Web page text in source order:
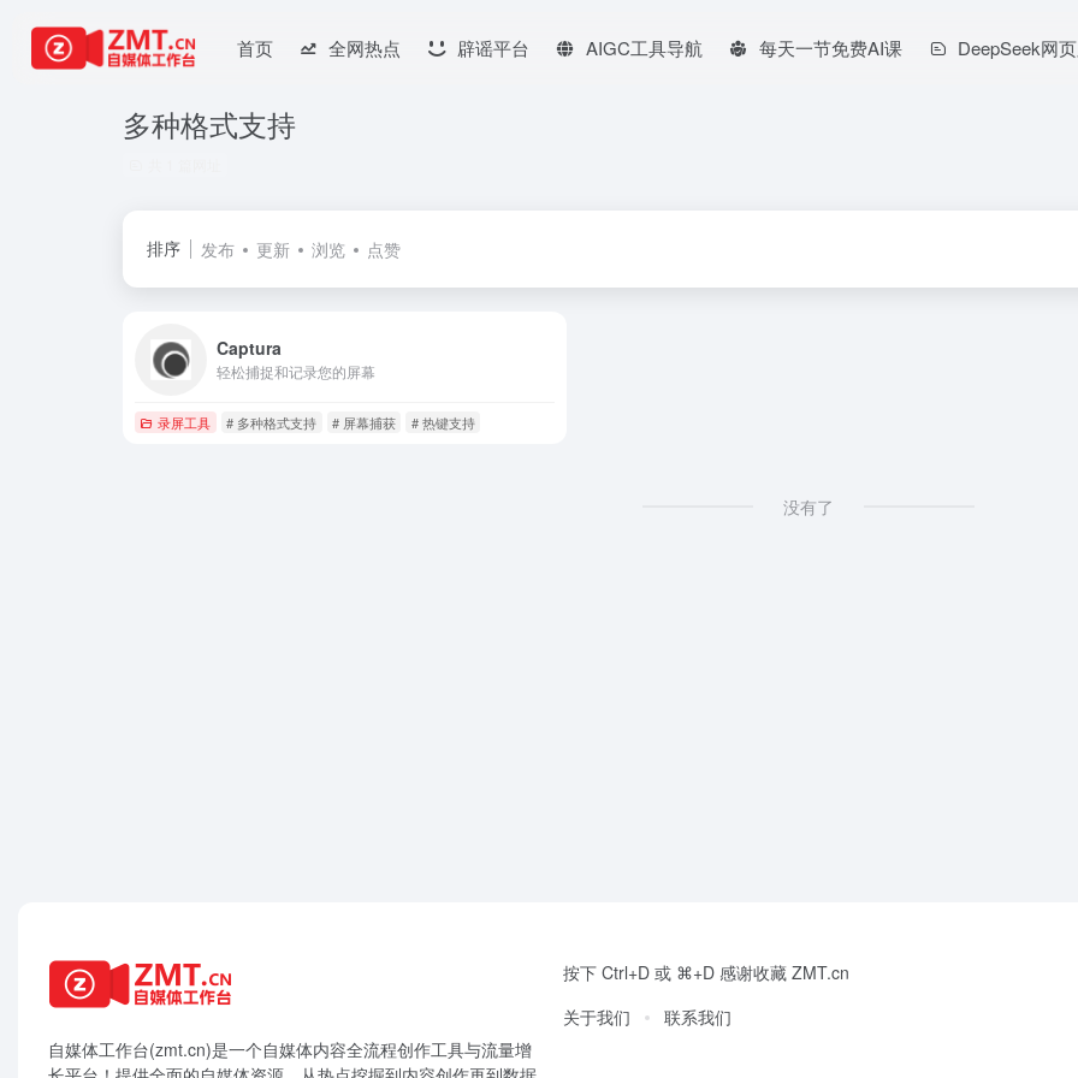
首页 全网热点 辟谣平台 AIGC工具导航 每天一节免费AI课 DeepSeek网
多种格式支持
排序 发布 更新 浏览 点赞
Captura
轻松捕捉和记录您的屏幕
录屏工具 # 多种格式支持 # 屏幕捕获 # 热键支持
没有了
自媒体工作台(zmt.cn)是一个自媒体内容全流程创作工具与流量增
按下 Ctrl+D 或 ⌘+D 感谢收藏 ZMT.cn
关于我们
联系我们